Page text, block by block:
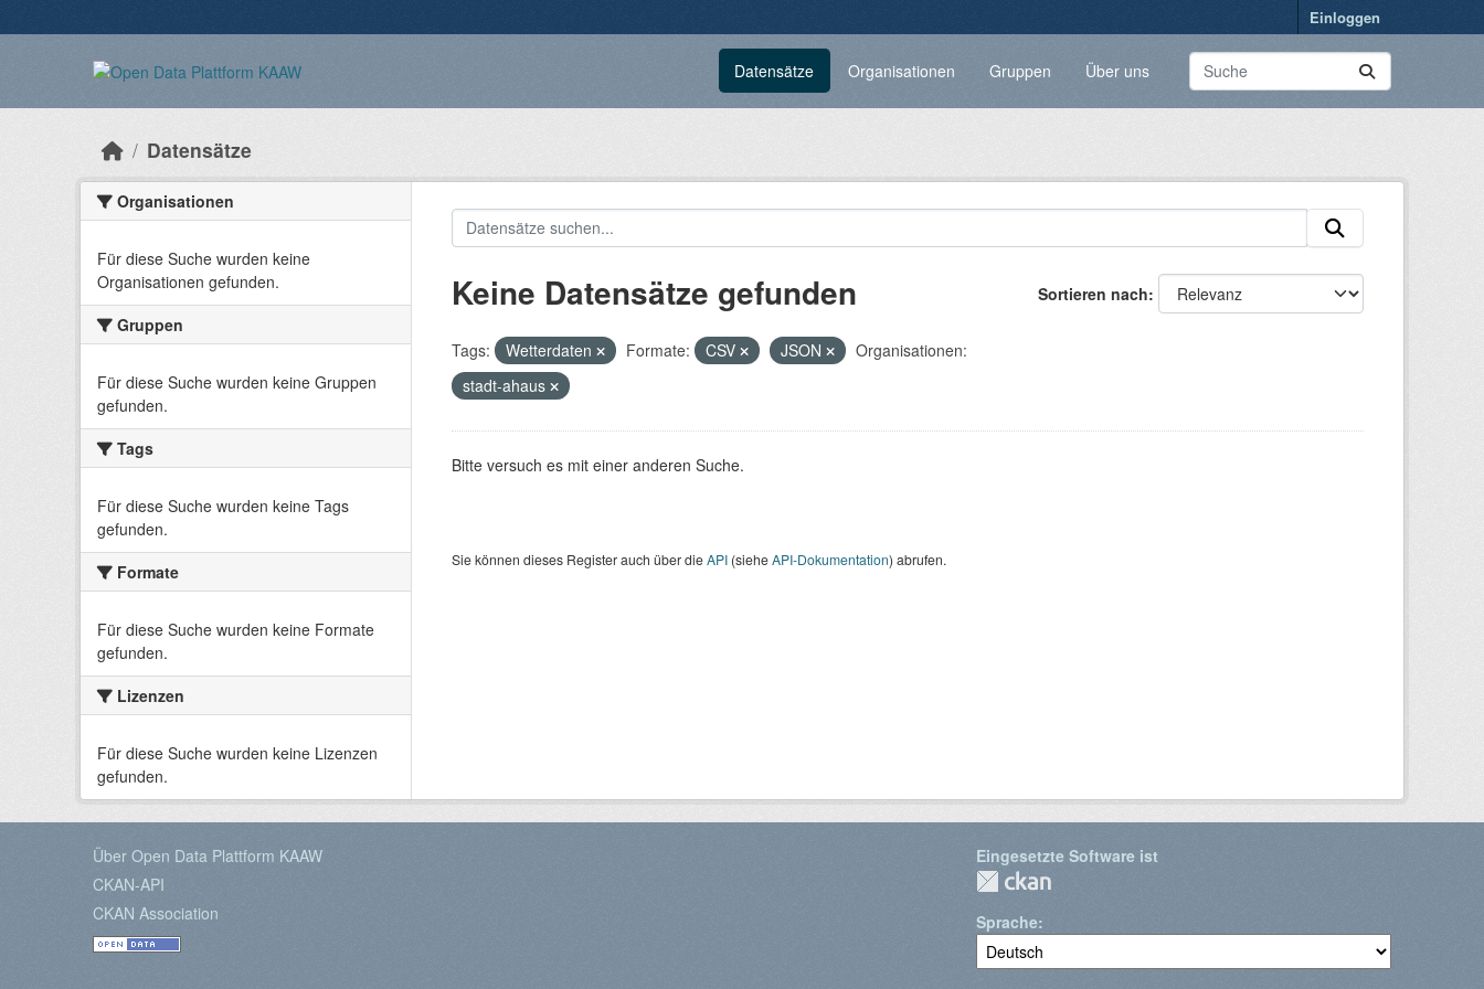
Einloggen
Datensätze Organisationen Gruppen Über uns
Datensätze
Organisationen
Für diese Suche wurden keine
Organisationen gefunden.
Gruppen
Für diese Suche wurden keine Gruppen
gefunden.
Tags
Für diese Suche wurden keine Tags
gefunden.
Formate
Für diese Suche wurden keine Formate
gefunden.
Lizenzen
Für diese Suche wurden keine Lizenzen
gefunden.
Sortieren nach
Keine Datensätze gefunden
Tags: Wetterdaten Formate: CSV JSON
Organisationen:
stadt-ahaus
Bitte versuch es mit einer anderen Suche.
Sie können dieses Register auch über dieAPI(sieheAPI-Dokumentation) abrufen.
Über Open Data Plattform KAAW
CKAN-API
CKAN Association
Eingesetzte Software ist
Sprache